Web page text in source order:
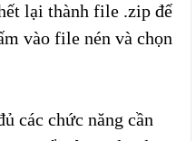
lại thành file .zip để
vào file nén và chọn
các chức năng cần